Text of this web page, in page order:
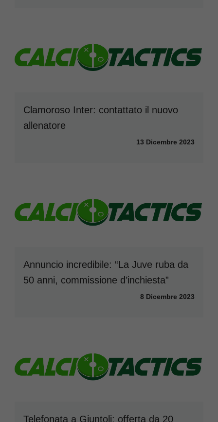
Clamoroso Inter: contattato il nuovo
allenatore
13 Dicembre 2023
Annuncio incredibile: “La Juve ruba da
50 anni, commissione d’inchiesta”
8 Dicembre 2023
Telefonata a Giuntoli: offerta da 20